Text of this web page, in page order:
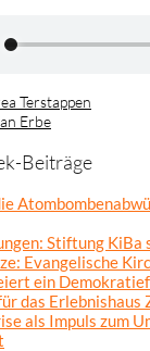
Terstappen
Erbe
Beiträge
Stiftung
Evangelische
ein
das Erlebnishaus
als Impuls zum